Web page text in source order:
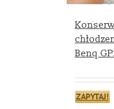
Benq
ZAPYTAJ!